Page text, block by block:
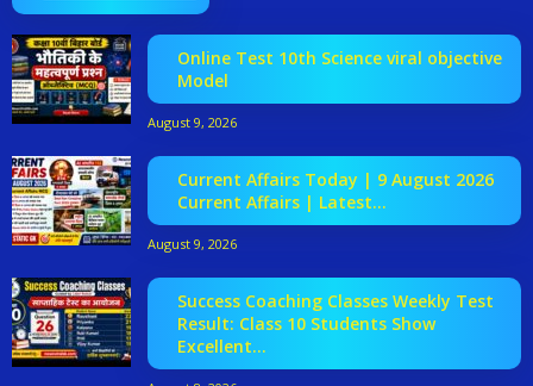
Online Test 10th Science viral objective
Model
August 9, 2026
Current Affairs Today | 9 August 2026
Current Affairs | Latest...
August 9, 2026
Success Coaching Classes Weekly Test
Result: Class 10 Students Show
Excellent...